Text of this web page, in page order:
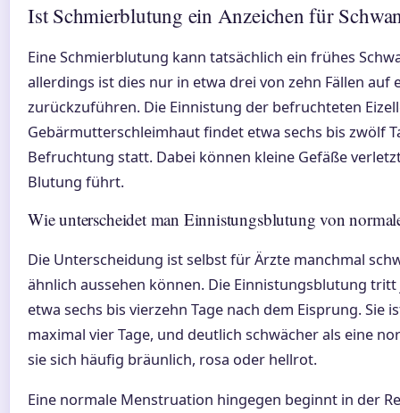
Ist Schmierblutung ein Anzeichen für
Eine Schmierblutung kann tatsächlich ein frühes
allerdings ist dies nur in etwa drei von zehn Fällen auf
zurückzuführen. Die Einnistung der befruchteten
Gebärmutterschleimhaut findet etwa sechs bis zwölf
Befruchtung statt. Dabei können kleine Gefäße
Blutung führt.
Wie unterscheidet man Einnistungsblutung von
Die Unterscheidung ist selbst für Ärzte manchmal
ähnlich aussehen können. Die Einnistungsblutung
etwa sechs bis vierzehn Tage nach dem Eisprung. Sie
maximal vier Tage, und deutlich schwächer als eine
sie sich häufig bräunlich, rosa oder hellrot.
Eine normale Menstruation hingegen beginnt in der